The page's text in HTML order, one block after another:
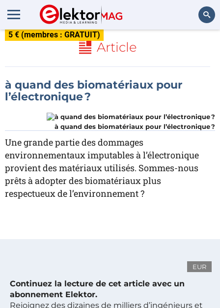
5 € (membres : GRATUIT)
Article
à quand des biomatériaux pour
l’électronique ?
à quand des biomatériaux pour l’électronique ?
Une grande partie des dommages
environnementaux imputables à l’électronique
provient des matériaux utilisés. Sommes-nous
prêts à adopter des biomatériaux plus
respectueux de l’environnement ?
EUR
Continuez la lecture de cet article avec un
abonnement Elektor.
Rejoignez des dizaines de milliers d’ingénieurs et